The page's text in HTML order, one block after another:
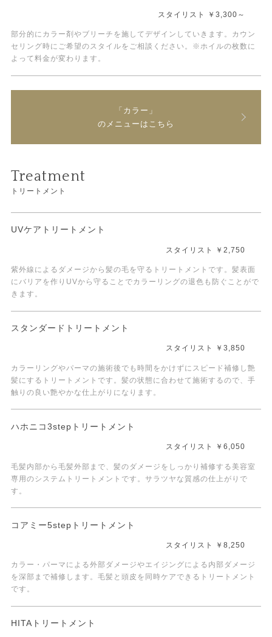
スタイリスト ￥3,300～
部分的にカラー剤やブリーチを施してデザインしていきます。カウン
セリング時にご希望のスタイルをご相談ください。※ホイルの枚数に
よって料金が変わります。
「カラー」
のメニューはこちら
Treatment
トリートメント
UVケアトリートメント
スタイリスト ￥2,750
紫外線によるダメージから髪の毛を守るトリートメントです。髪表面
にバリアを作りUVから守ることでカラーリングの退色も防ぐことがで
きます。
スタンダードトリートメント
スタイリスト ￥3,850
カラーリングやパーマの施術後でも時間をかけずにスピード補修し艶
髪にするトリートメントです。髪の状態に合わせて施術するので、手
触りの良い艶やかな仕上がりになります。
ハホニコ3stepトリートメント
スタイリスト ￥6,050
毛髪内部から毛髪外部まで、髪のダメージをしっかり補修する美容室
専用のシステムトリートメントです。サラツヤな質感の仕上がりで
す。
コアミー5stepトリートメント
スタイリスト ￥8,250
カラー・パーマによる外部ダメージやエイジングによる内部ダメージ
を深部まで補修します。毛髪と頭皮を同時ケアできるトリートメント
です。
HITAトリートメント